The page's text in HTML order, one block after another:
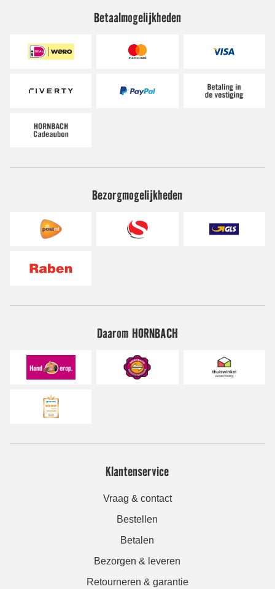
Betaalmogelijkheden
Bezorgmogelijkheden
Daarom HORNBACH
Klantenservice
Vraag & contact
Bestellen
Betalen
Bezorgen & leveren
Retourneren & garantie